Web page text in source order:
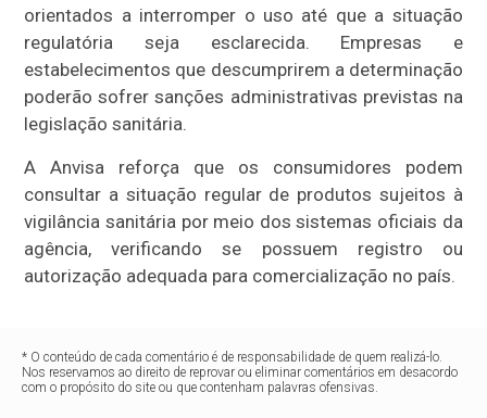
orientados a interromper o uso até que a situação
regulatória seja esclarecida. Empresas e
estabelecimentos que descumprirem a determinação
poderão sofrer sanções administrativas previstas na
legislação sanitária.
A Anvisa reforça que os consumidores podem
consultar a situação regular de produtos sujeitos à
vigilância sanitária por meio dos sistemas oficiais da
agência, verificando se possuem registro ou
autorização adequada para comercialização no país.
* O conteúdo de cada comentário é de responsabilidade de quem realizá-lo.
Nos reservamos ao direito de reprovar ou eliminar comentários em desacordo
com o propósito do site ou que contenham palavras ofensivas.